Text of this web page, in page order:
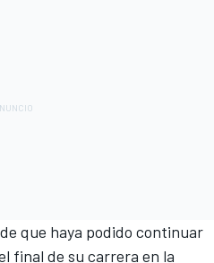
que haya podido continuar
final de su carrera en la